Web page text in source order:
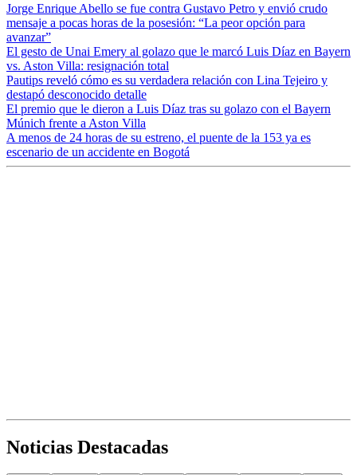
Jorge Enrique Abello se fue contra Gustavo Petro y envió crudo
mensaje a pocas horas de la posesión: “La peor opción para
avanzar”
El gesto de Unai Emery al golazo que le marcó Luis Díaz en Bayern
vs. Aston Villa: resignación total
Pautips reveló cómo es su verdadera relación con Lina Tejeiro y
destapó desconocido detalle
El premio que le dieron a Luis Díaz tras su golazo con el Bayern
Múnich frente a Aston Villa
A menos de 24 horas de su estreno, el puente de la 153 ya es
escenario de un accidente en Bogotá
Noticias Destacadas